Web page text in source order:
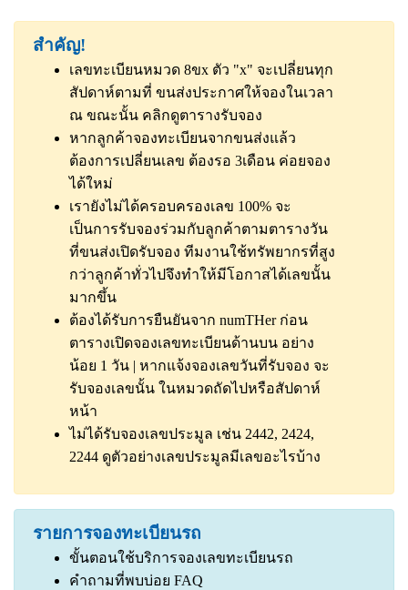
สำคัญ!
เลขทะเบียนหมวด 8ขx ตัว "x" จะเปลี่ยนทุก
สัปดาห์ตามที่ ขนส่งประกาศให้จองในเวลา
ณ ขณะนั้น คลิกดูตารางรับจอง
หากลูกค้าจองทะเบียนจากขนส่งแล้ว
ต้องการเปลี่ยนเลข ต้องรอ 3เดือน ค่อยจอง
ได้ใหม่
เรายังไม่ได้ครอบครองเลข 100% จะ
เป็นการรับจองร่วมกับลูกค้าตามตารางวัน
ที่ขนส่งเปิดรับจอง ทีมงานใช้ทรัพยากรที่สูง
กว่าลูกค้าทั่วไปจึงทำให้มีโอกาสได้เลขนั้น
มากขึ้น
ต้องได้รับการยืนยันจาก numTHer ก่อน
ตารางเปิดจองเลขทะเบียนด้านบน อย่าง
น้อย 1 วัน | หากแจ้งจองเลขวันที่รับจอง จะ
รับจองเลขนั้น ในหมวดถัดไปหรือสัปดาห์
หน้า
ไม่ได้รับจองเลขประมูล เช่น 2442, 2424,
2244 ดูตัวอย่างเลขประมูลมีเลขอะไรบ้าง
รายการจองทะเบียนรถ
ขั้นตอนใช้บริการจองเลขทะเบียนรถ
คำถามที่พบบ่อย FAQ